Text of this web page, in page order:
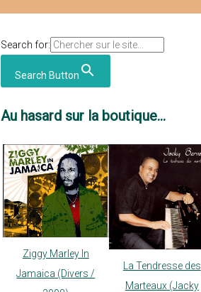
Search for:
Search Button
Au hasard sur la boutique...
Ziggy Marley In
Jamaica (Divers /
La Tendresse des
Marteaux (Jacky